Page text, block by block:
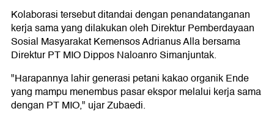
Kolaborasi tersebut ditandai dengan penandatanganan
kerja sama yang dilakukan oleh Direktur Pemberdayaan
Sosial Masyarakat Kemensos Adrianus Alla bersama
Direktur PT MIO Dippos Naloanro Simanjuntak.
"Harapannya lahir generasi petani kakao organik Ende
yang mampu menembus pasar ekspor melalui kerja sama
dengan PT MIO," ujar Zubaedi.